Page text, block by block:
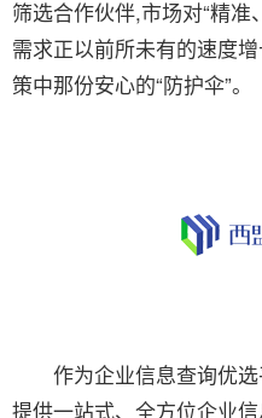
筛选合作伙伴,市场对“精
需求正以前所未有的速度
策中那份安心的“防护伞”。
作为企业信息查询优选
提供一站式、全方位企业